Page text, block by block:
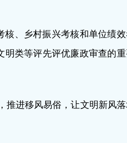
核、乡村振兴考核和单位绩
明类等评先评优廉政审查的
推进移风易俗，让文明新风